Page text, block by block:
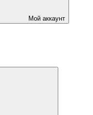
Мой аккаунт